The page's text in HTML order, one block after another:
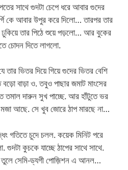
সাথে গুদটা চেপে ধরে আবার গুদের
কে আবার উপুর করে দিলো… তারপর তার
ঢুকিয়ে তার পিঠে শুয়ে পড়লো… আর বুকের
চোদন দিতে লাগলো.
তার ভিতর দিয়ে গিয়ে গুদের ভিতর বেশি
বাড়া ও. তবুও পাছার জমাট মাংসের
তমাল দারুন সুখ পাচ্ছে. আর হাঁটুতে ভর
মজা আছে. সে খুব জোরে ঠাপ মারছে না…
গতিতে চুদে চলল. কয়েক মিনিট পরে
গুদটা কুচকে যাচ্ছে ঠাপের সাথে সাথে.
তুলে সেমি-ড্যগী পোজ়িশন এ আনল…